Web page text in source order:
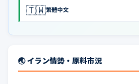
🇹🇼繁體中文
🌏 イラン情勢・原料市況